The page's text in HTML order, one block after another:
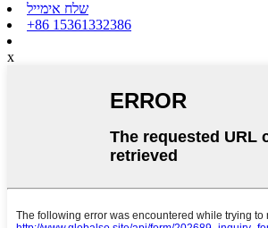
שלח אימייל
+86 15361332386
x